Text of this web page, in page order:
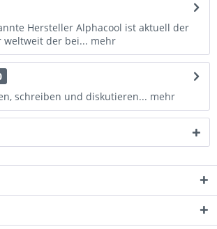
Hersteller Alphacool ist aktuell der
weltweit der bei... mehr
schreiben und diskutieren... mehr